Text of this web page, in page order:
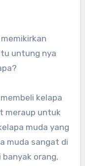
untung nya
kelapa
meraup untuk
muda yang
muda sangat di
orang,